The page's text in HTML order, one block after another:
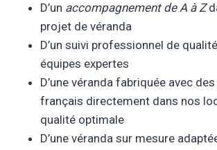
D’un accompagnement de A à Z
projet de véranda
D’un suivi professionnel de
équipes expertes
D’une véranda fabriquée avec
français directement dans nos
qualité optimale
D’une véranda sur mesure